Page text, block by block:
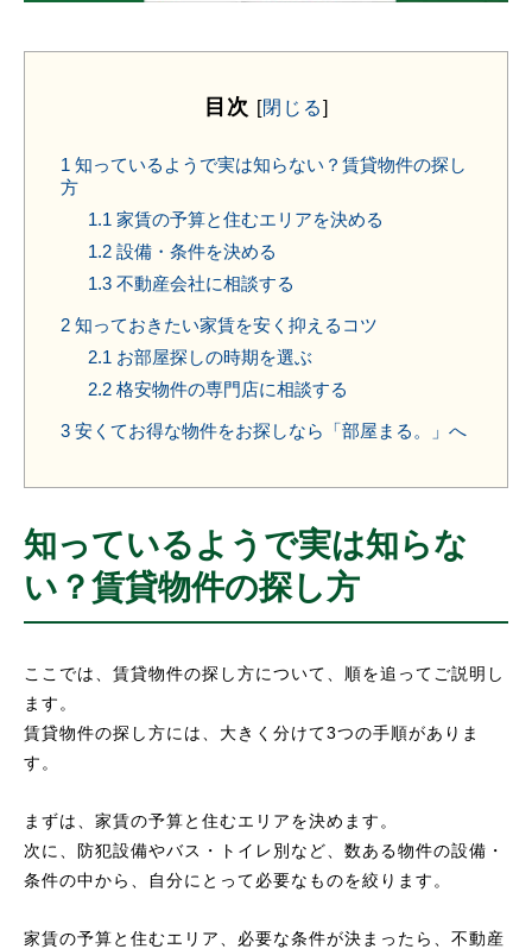
目次 [閉じる]
1 知っているようで実は知らない？賃貸物件の探し
方
1.1 家賃の予算と住むエリアを決める
1.2設備・条件を決める
1.3不動産会社に相談する
2 知っておきたい家賃を安く抑えるコツ
2.1 お部屋探しの時期を選ぶ
2.2格安物件の専門店に相談する
3 安くてお得な物件をお探しなら「部屋まる。」へ
知っているようで実は知らな
い？賃貸物件の探し方
ここでは、賃貸物件の探し方について、順を追ってご説明し
ます。
賃貸物件の探し方には、大きく分けて3つの手順がありま
す。
まずは、家賃の予算と住むエリアを決めます。
次に、防犯設備やバス・トイレ別など、数ある物件の設備・
条件の中から、自分にとって必要なものを絞ります。
家賃の予算と住むエリア、必要な条件が決まったら、不動産